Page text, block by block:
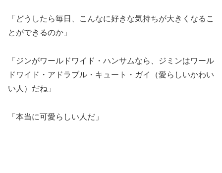
「どうしたら毎日、こんなに好きな気持ちが大きくなるこ
とができるのか」
「ジンがワールドワイド・ハンサムなら、ジミンはワール
ドワイド・アドラブル・キュート・ガイ（愛らしいかわい
い人）だね」
「本当に可愛らしい人だ」